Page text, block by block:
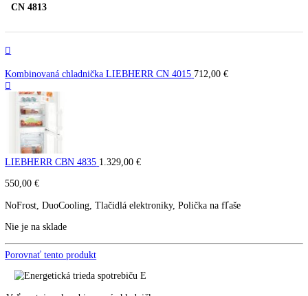
Kombinovaná chladnička
LIEBHERR CN 4813
CN 4813
Kombinovaná chladnička LIEBHERR CN 4015